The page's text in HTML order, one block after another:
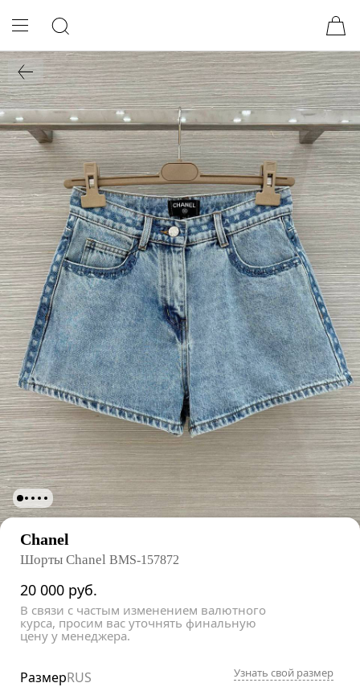
Chanel
Шорты Chanel BMS-157872
20 000 руб.
В связи с частым изменением валютного
курса, просим вас уточнять финальную
цену у менеджера.
РазмерRUS Узнать свой размер